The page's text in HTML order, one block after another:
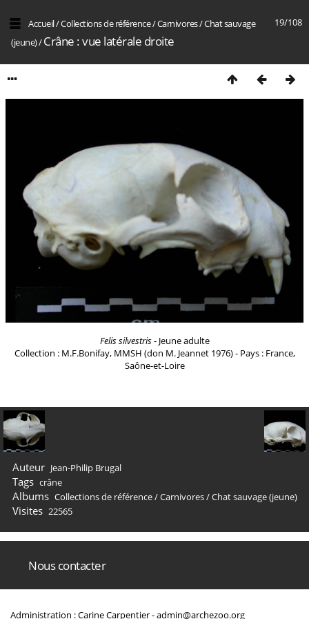
19/108
Accueil/Collections de référence/Carnivores/Chat sauvage
(jeune)/Crâne : vue latérale droite
Felis silvestris- Jeune adulte
Collection : M.F.Bonifay, MMSH (don M. Jeannet 1976) - Pays : France,
Saône-et-Loire
Auteur Jean-Philip Brugal
Tags crâne
Albums Collections de référence/Carnivores/Chat sauvage (jeune)
Visites 22565
Nous contacter
Administration : Carine Carpentier -admin@archezoo.org